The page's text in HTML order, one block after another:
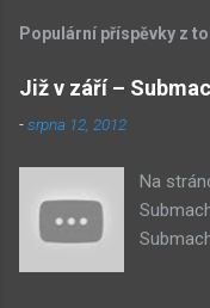
Populární příspěvky z
Již v září –
-srpna 12, 2012
Na